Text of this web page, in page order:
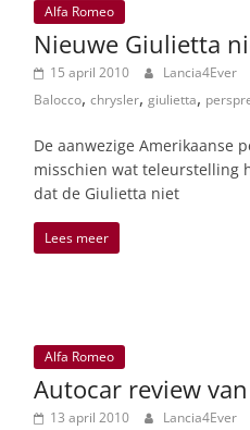
Alfa Romeo
Nieuwe Giulietta
15 april 2010 Lancia4Ever
Balocco, chrysler, giulietta,
De aanwezige Amerikaanse
misschien wat teleurstelling
dat de Giulietta niet
Lees meer
Alfa Romeo
Autocar review
13 april 2010 Lancia4Ever